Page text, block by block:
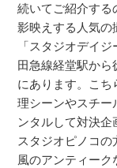
続いてご紹介する
影映えする人気の
「スタジオデイ
田急線経堂駅か
にあります。こち
理シーンやスチー
ンタルして対決企
スタジオピノコ
風のアンティーク